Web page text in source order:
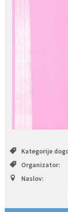
Kategorije
Organizator:
Naslov:
Sociala in zdravstvo